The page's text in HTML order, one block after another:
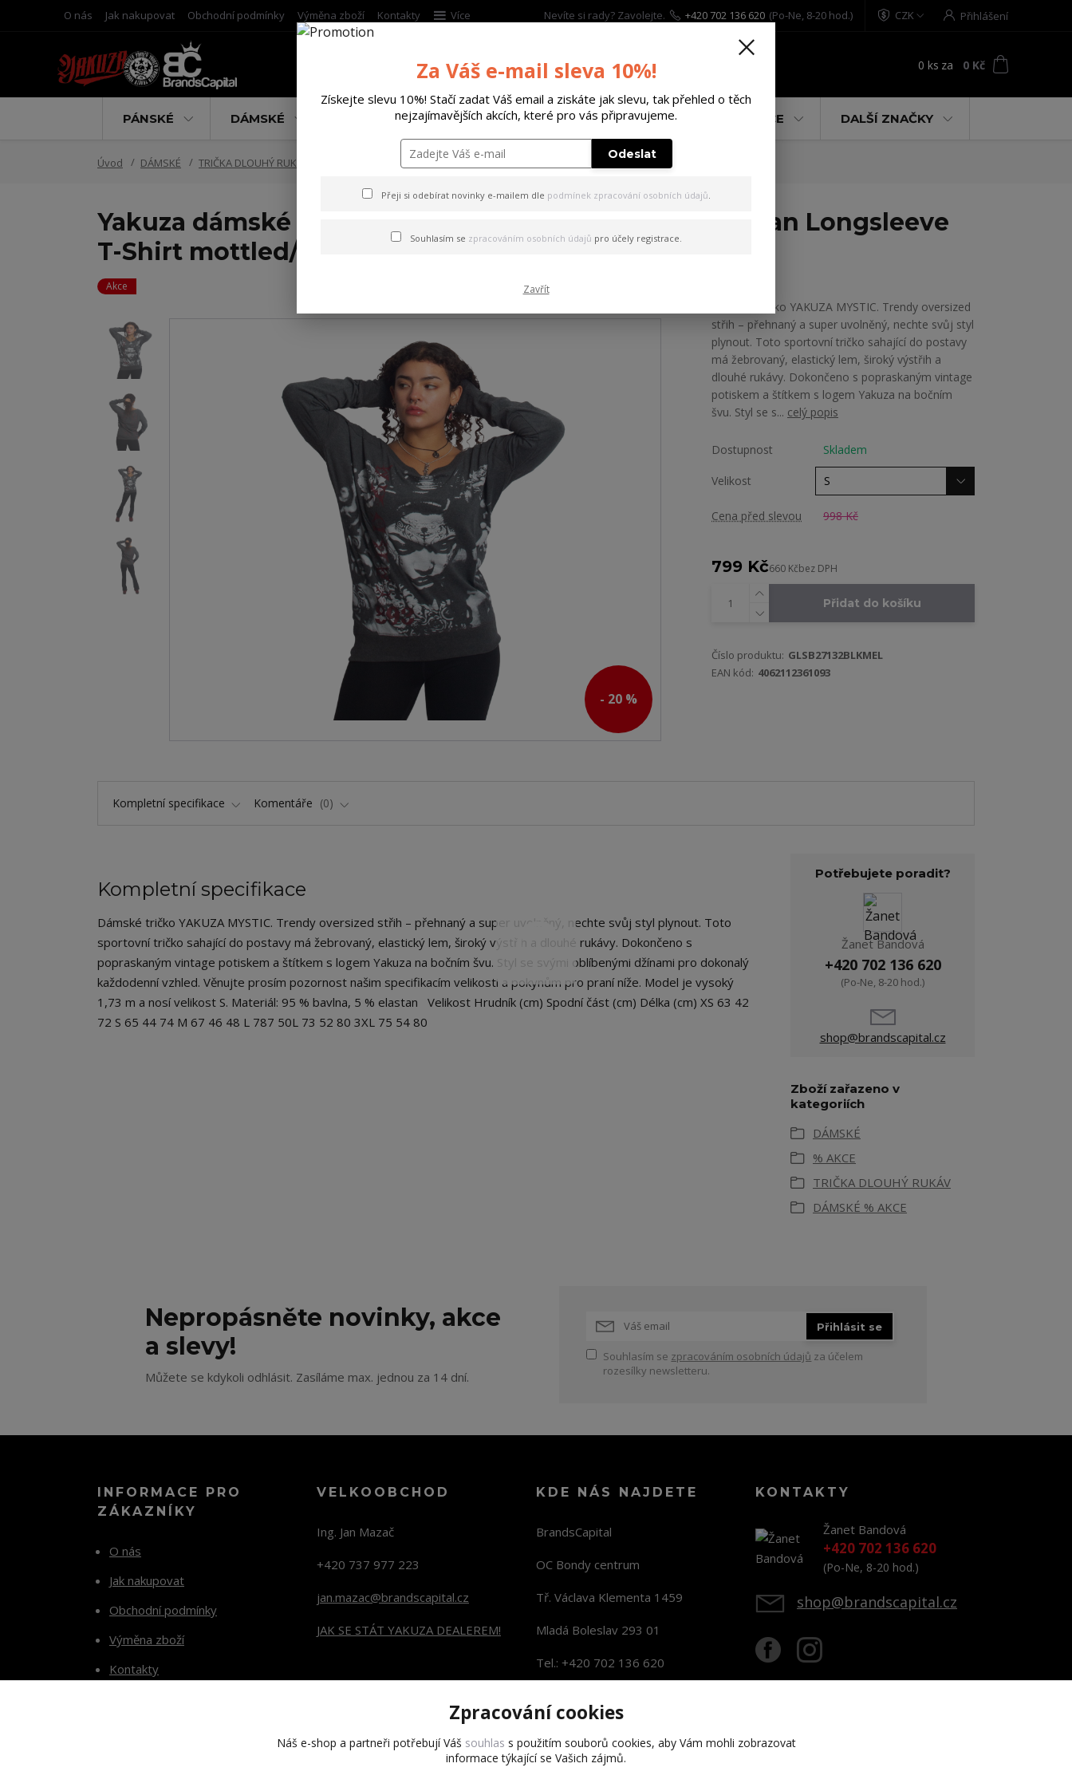
O nás Jak nakupovat Obchodní podmínky Výměna zboží Kontakty Více CZK Přihlášení
Nevíte si rady? Zavolejte. +420 702 136 620 (Po-Ne, 8-20 hod.)
0 ks za 0 Kč
PÁNSKÉ DÁMSKÉ DOPLŇKY DÁRKOVÉ POUKAZY % AKCE DALŠÍ ZNAČKY
Úvod DÁMSKÉ TRIČKA DLOUHÝ RUKÁV Yakuza dámské tričko s dlouhým rukávem Mystic Urban Longsleeve T-Shirt mottled/black S
Yakuza dámské tričko s dlouhým rukávem Mystic Urban Longsleeve
T-Shirt mottled/black S
Akce
- 20 %
Dámské tričko YAKUZA MYSTIC. Trendy oversized
střih – přehnaný a super uvolněný, nechte svůj styl
plynout. Toto sportovní tričko sahající do postavy
má žebrovaný, elastický lem, široký výstřih a
dlouhé rukávy. Dokončeno s popraskaným vintage
potiskem a štítkem s logem Yakuza na bočním
švu. Styl se s... celý popis
Dostupnost Skladem
Velikost
Cena před slevou 998 Kč
799 Kč660 Kčbez DPH
Přidat do košíku
Číslo produktu: GLSB27132BLKMEL
EAN kód: 4062112361093
Kompletní specifikace Komentáře 0
Kompletní specifikace
Dámské tričko YAKUZA MYSTIC. Trendy oversized střih – přehnaný a super uvolněný, nechte svůj styl plynout. Toto
sportovní tričko sahající do postavy má žebrovaný, elastický lem, široký výstřih a dlouhé rukávy. Dokončeno s
popraskaným vintage potiskem a štítkem s logem Yakuza na bočním švu. Styl se svými oblíbenými džínami pro dokonalý
každodenní vzhled. Věnujte prosím pozornost našim specifikacím velikosti a pokynům pro praní níže. Model je vysoký
1,73 m a nosí velikost S. Materiál: 95 % bavlna, 5 % elastan Velikost Hrudník (cm) Spodní část (cm) Délka (cm) XS 63 42
72 S 65 44 74 M 67 46 48 L 787 50L 73 52 80 3XL 75 54 80
Potřebujete poradit?
Žanet Bandová
+420 702 136 620
(Po-Ne, 8-20 hod.)
shop@brandscapital.cz
Zboží zařazeno v
kategoriích
DÁMSKÉ
% AKCE
TRIČKA DLOUHÝ RUKÁV
DÁMSKÉ % AKCE
Nepropásněte novinky, akce
a slevy!
Můžete se kdykoli odhlásit. Zasíláme max. jednou za 14 dní.
Přihlásit se
Souhlasím se zpracováním osobních údajů za účelem
rozesílky newsletteru.
INFORMACE PRO
ZÁKAZNÍKY
O nás
Jak nakupovat
Obchodní podmínky
Výměna zboží
Kontakty
VELKOOBCHOD
Ing. Jan Mazač
+420 737 977 223
jan.mazac@brandscapital.cz
JAK SE STÁT YAKUZA DEALEREM!
KDE NÁS NAJDETE
BrandsCapital
OC Bondy centrum
Tř. Václava Klementa 1459
Mladá Boleslav 293 01
Tel.: +420 702 136 620
KONTAKTY
Žanet Bandová
+420 702 136 620
(Po-Ne, 8-20 hod.)
shop@brandscapital.cz
Za Váš e-mail sleva 10%!
Získejte slevu 10%! Stačí zadat Váš email a ziskáte jak slevu, tak přehled o těch
nejzajímavějších akcích, které pro vás připravujeme.
Odeslat
Přeji si odebírat novinky e-mailem dle podmínek zpracování osobních údajů.
Souhlasím se zpracováním osobních údajů pro účely registrace.
Zavřít
Zpracování cookies
Náš e-shop a partneři potřebují Váš souhlas s použitím souborů cookies, aby Vám mohli zobrazovat
informace týkající se Vašich zájmů.